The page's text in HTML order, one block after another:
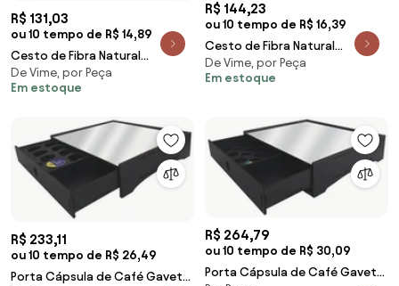
R$ 131,03
ou 10 tempo de R$ 14,89
Cesto de Fibra Natural
Seagrass Com Fundo Preto
20x27x27 cm E02 - D'Rossi
De Vime, por Peça
Em estoque
R$ 144,23
ou 10 tempo de R$ 16,39
Cesto de Fibra Natural
Seagrass Com Fundo Preto
24,5x31x33 cm E02 - D'Rossi
De Vime, por Peça
Em estoque
R$ 233,11
ou 10 tempo de R$ 26,49
Porta Cápsula de Café Gaveta
R$ 264,79
ou 10 tempo de R$ 30,09
Porta Cápsula de Café Gaveta